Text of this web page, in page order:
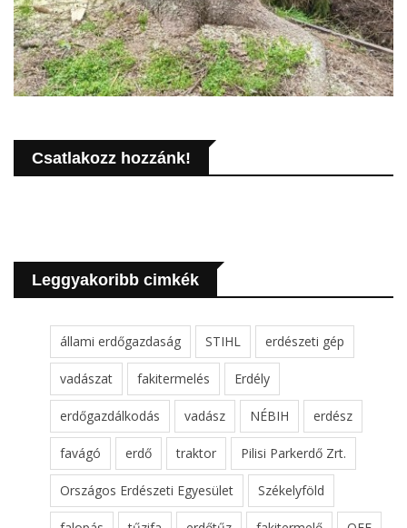
Csatlakozz hozzánk!
Leggyakoribb cimkék
állami erdőgazdaság STIHL erdészeti gép
vadászat fakitermelés Erdély
erdőgazdálkodás vadász NÉBIH erdész
favágó erdő traktor Pilisi Parkerdő Zrt.
Országos Erdészeti Egyesület Székelyföld